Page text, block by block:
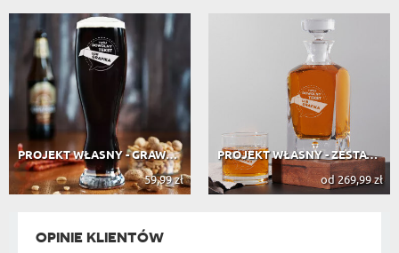
PROJEKT WŁASNY - GRAWEROWANA SZKLAN...
59,99 zł
PROJEKT WŁASNY - ZESTAW GRAWEROWANA...
od 269,99 zł
OPINIE KLIENTÓW